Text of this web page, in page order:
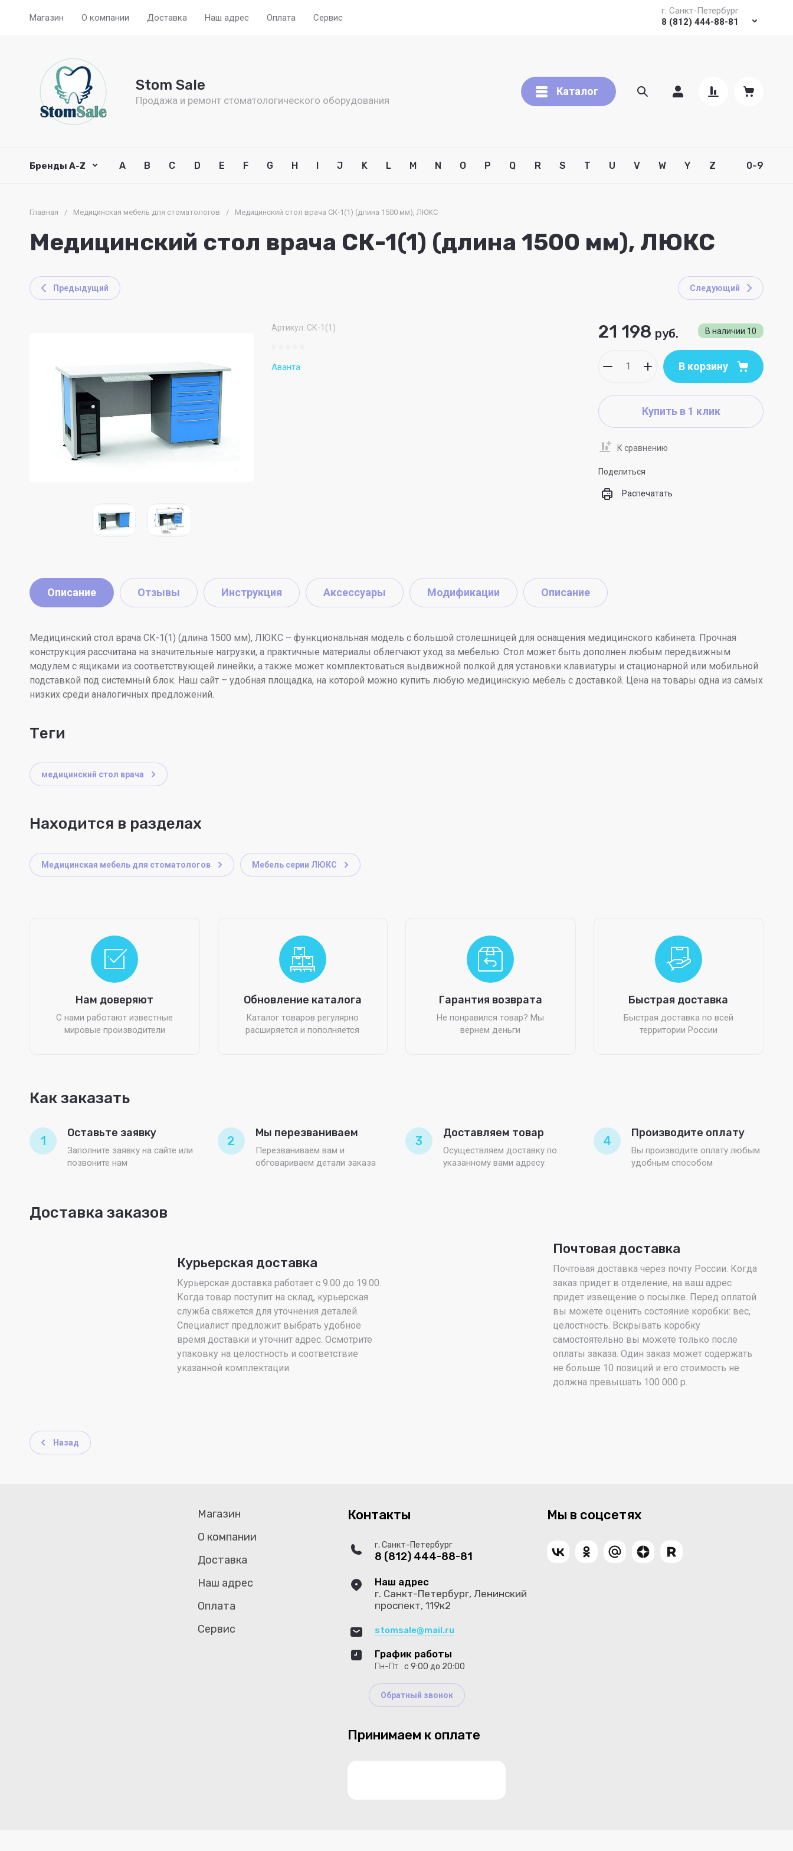
Магазин О компании Доставка Наш адрес Оплата Сервис
г. Санкт-Петербург
8 (812) 444-88-81
Stom Sale
Продажа и ремонт стоматологического оборудования
Каталог
Бренды A-Z 0-9
A B C D E F G H I J K L M N O P Q R S T U V W Y Z
Главная / Медицинская мебель для стоматологов / Медицинский стол врача СК-1(1) (длина 1500 мм), ЛЮКС
Медицинский стол врача СК-1(1) (длина 1500 мм), ЛЮКС
Предыдущий Следующий
Артикул: СК-1(1)
Аванта
В наличии 10
21 198 руб.
В корзину
Купить в 1 клик
К сравнению
Поделиться
Распечатать
Описание Отзывы Инструкция Аксессуары Модификации Описание
Медицинский стол врача СК-1(1) (длина 1500 мм), ЛЮКС – функциональная модель с большой столешницей для оснащения медицинского кабинета. Прочная
конструкция рассчитана на значительные нагрузки, а практичные материалы облегчают уход за мебелью. Стол может быть дополнен любым передвижным
модулем с ящиками из соответствующей линейки, а также может комплектоваться выдвижной полкой для установки клавиатуры и стационарной или мобильной
подставкой под системный блок. Наш сайт – удобная площадка, на которой можно купить любую медицинскую мебель с доставкой. Цена на товары одна из самых
низких среди аналогичных предложений.
теги
медицинский стол врача
Находится в разделах
Медицинская мебель для стоматологов Мебель серии ЛЮКС
Нам доверяют
С нами работают известные
мировые производители
Обновление каталога
Каталог товаров регулярно
расширяется и пополняется
Гарантия возврата
Не понравился товар? Мы
вернем деньги
Быстрая доставка
Быстрая доставка по всей
территории России
Как заказать
1
Оставьте заявку
Заполните заявку на сайте или
позвоните нам
2
Мы перезваниваем
Перезваниваем вам и
обговариваем детали заказа
3
Доставляем товар
Осуществляем доставку по
указанному вами адресу
4
Производите оплату
Вы производите оплату любым
удобным способом
Доставка заказов
Курьерская доставка
Курьерская доставка работает с 9.00 до 19.00.
Когда товар поступит на склад, курьерская
служба свяжется для уточнения деталей.
Специалист предложит выбрать удобное
время доставки и уточнит адрес. Осмотрите
упаковку на целостность и соответствие
указанной комплектации.
Почтовая доставка
Почтовая доставка через почту России. Когда
заказ придет в отделение, на ваш адрес
придет извещение о посылке. Перед оплатой
вы можете оценить состояние коробки: вес,
целостность. Вскрывать коробку
самостоятельно вы можете только после
оплаты заказа. Один заказ может содержать
не больше 10 позиций и его стоимость не
должна превышать 100 000 р.
Назад
Магазин
О компании
Доставка
Наш адрес
Оплата
Сервис
Контакты
г. Санкт-Петербург
8 (812) 444-88-81
Наш адрес
г. Санкт-Петербург, Ленинский
проспект, 119к2
stomsale@mail.ru
График работы
Пн-Пт с 9:00 до 20:00
Обратный звонок
Мы в соцсетях
Принимаем к оплате